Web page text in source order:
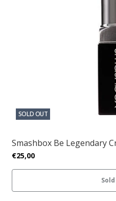
SOLD OUT
Smashbox Be Legendary
€25,00